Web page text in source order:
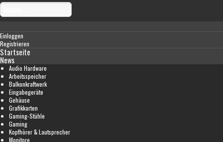
Einloggen
Registrieren
Startseite
News
Audio Hardware
Arbeitsspeicher
Balkonkraftwerk
Eingabegeräte
Gehäuse
Grafikkarten
Gaming-Stühle
Gaming
Kopfhörer & Lautsprecher
Monitore